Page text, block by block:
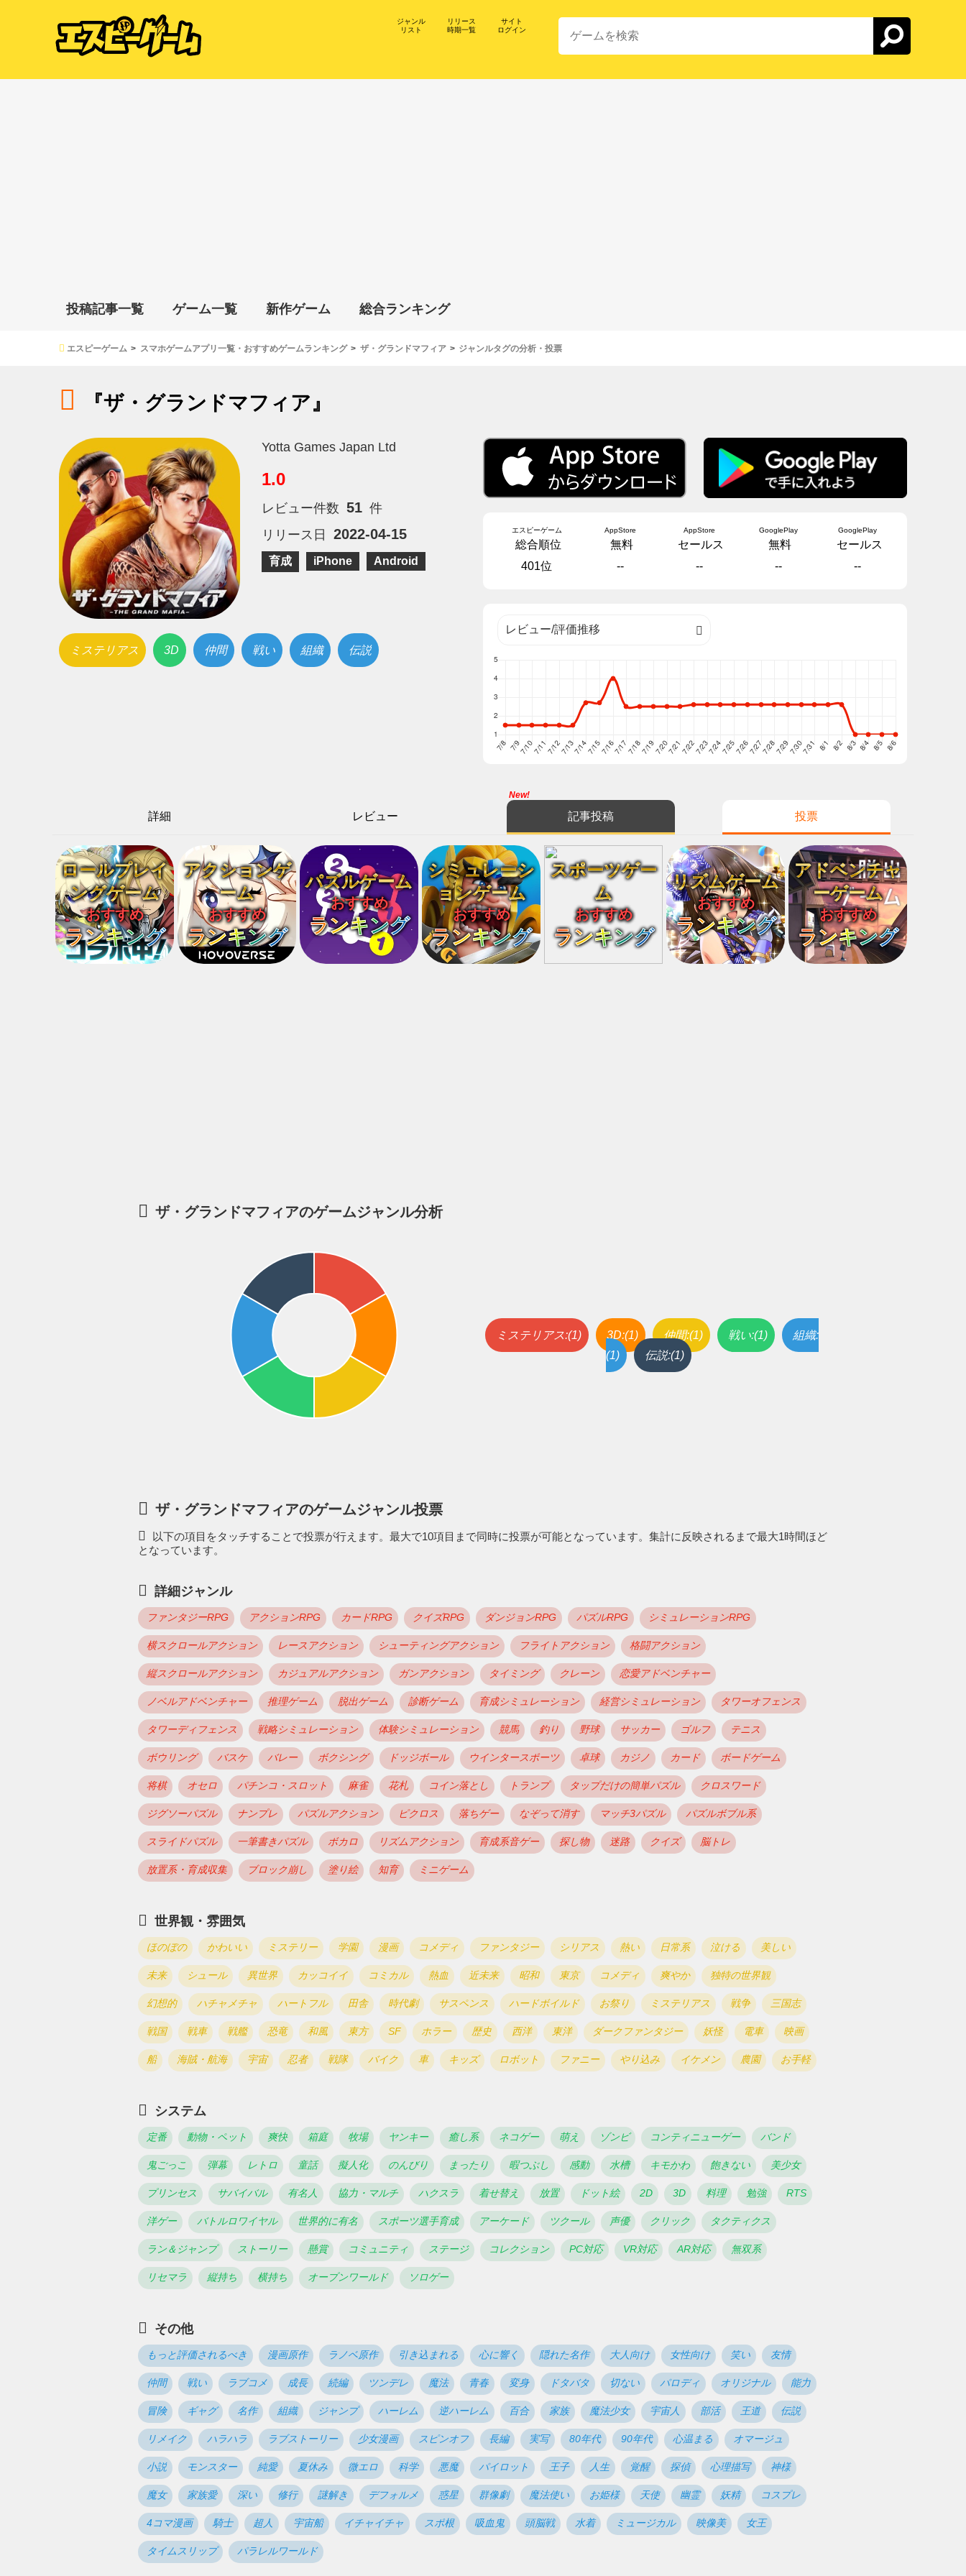
ジャンル
リスト
リリース
時期一覧
サイト
ログイン
投稿記事一覧 ゲーム一覧 新作ゲーム 総合ランキング
エスピーゲーム スマホゲームアプリ一覧・おすすめゲームランキング ザ・グランドマフィア ジャンルタグの分析・投票
『ザ・グランドマフィア』
Yotta Games Japan Ltd
1.0
レビュー件数 51 件
リリース日
2022-04-15
育成 iPhone Android
ミステリアス 3D 仲間 戦い 組織 伝説
エスピーゲーム
総合順位
401位
AppStore
無料
--
AppStore
セールス
--
GooglePlay
無料
--
GooglePlay
セールス
--
詳細 レビュー
New!
記事投稿 投票
ロールプレイ
ングゲーム
おすすめ
ランキング
アクションゲ
ーム
おすすめ
ランキング
パズルゲーム
おすすめ
ランキング
シミュレーシ
ョンゲーム
おすすめ
ランキング
スポーツゲー
ム
おすすめ
ランキング
リズムゲーム
おすすめ
ランキング
アドベンチャ
ーゲーム
おすすめ
ランキング
ザ・グランドマフィアのゲームジャンル分析
ミステリアス:(1) 3D:(1) 仲間:(1) 戦い:(1)
組織:
(1)
伝説:(1)
ザ・グランドマフィアのゲームジャンル投票
以下の項目をタッチすることで投票が行えます。最大で10項目まで同時に投票が可能となっています。集計に反映されるまで最大1時間ほど
となっています。
詳細ジャンル
ファンタジーRPG アクションRPG カードRPG クイズRPG ダンジョンRPG パズルRPG シミュレーションRPG
横スクロールアクション レースアクション シューティングアクション フライトアクション 格闘アクション
縦スクロールアクション カジュアルアクション ガンアクション タイミング クレーン 恋愛アドベンチャー
ノベルアドベンチャー 推理ゲーム 脱出ゲーム 診断ゲーム 育成シミュレーション 経営シミュレーション タワーオフェンス
タワーディフェンス 戦略シミュレーション 体験シミュレーション 競馬 釣り 野球 サッカー ゴルフ テニス
ボウリング バスケ バレー ボクシング ドッジボール ウインタースポーツ 卓球 カジノ カード ボードゲーム
将棋 オセロ パチンコ・スロット 麻雀 花札 コイン落とし トランプ タップだけの簡単パズル クロスワード
ジグソーパズル ナンプレ パズルアクション ピクロス 落ちゲー なぞって消す マッチ3パズル パズルボブル系
スライドパズル 一筆書きパズル ボカロ リズムアクション 育成系音ゲー 探し物 迷路 クイズ 脳トレ
放置系・育成収集 ブロック崩し 塗り絵 知育 ミニゲーム
世界観・雰囲気
ほのぼの かわいい ミステリー 学園 漫画 コメディ ファンタジー シリアス 熱い 日常系 泣ける 美しい
未来 シュール 異世界 カッコイイ コミカル 熱血 近未来 昭和 東京 コメディ 爽やか 独特の世界観
幻想的 ハチャメチャ ハートフル 田舎 時代劇 サスペンス ハードボイルド お祭り ミステリアス 戦争 三国志
戦国 戦車 戦艦 恐竜 和風 東方 SF ホラー 歴史 西洋 東洋 ダークファンタジー 妖怪 電車 映画
船 海賊・航海 宇宙 忍者 戦隊 バイク 車 キッズ ロボット ファニー やり込み イケメン 農園 お手軽
システム
定番 動物・ペット 爽快 箱庭 牧場 ヤンキー 癒し系 ネコゲー 萌え ゾンビ コンティニューゲー バンド
鬼ごっこ 弾幕 レトロ 童話 擬人化 のんびり まったり 暇つぶし 感動 水槽 キモかわ 飽きない 美少女
プリンセス サバイバル 有名人 協力・マルチ ハクスラ 着せ替え 放置 ドット絵 2D 3D 料理 勉強 RTS
洋ゲー バトルロワイヤル 世界的に有名 スポーツ選手育成 アーケード ツクール 声優 クリック タクティクス
ラン＆ジャンプ ストーリー 懸賞 コミュニティ ステージ コレクション PC対応 VR対応 AR対応 無双系
リセマラ 縦持ち 横持ち オープンワールド ソロゲー
その他
もっと評価されるべき 漫画原作 ラノベ原作 引き込まれる 心に響く 隠れた名作 大人向け 女性向け 笑い 友情
仲間 戦い ラブコメ 成長 続編 ツンデレ 魔法 青春 変身 ドタバタ 切ない パロディ オリジナル 能力
冒険 ギャグ 名作 組織 ジャンプ ハーレム 逆ハーレム 百合 家族 魔法少女 宇宙人 部活 王道 伝説
リメイク ハラハラ ラブストーリー 少女漫画 スピンオフ 長編 実写 80年代 90年代 心温まる オマージュ
小説 モンスター 純愛 夏休み 微エロ 科学 悪魔 パイロット 王子 人生 覚醒 探偵 心理描写 神様
魔女 家族愛 深い 修行 謎解き デフォルメ 惑星 群像劇 魔法使い お姫様 天使 幽霊 妖精 コスプレ
4コマ漫画 騎士 超人 宇宙船 イチャイチャ スポ根 吸血鬼 頭脳戦 水着 ミュージカル 映像美 女王
タイムスリップ パラレルワールド